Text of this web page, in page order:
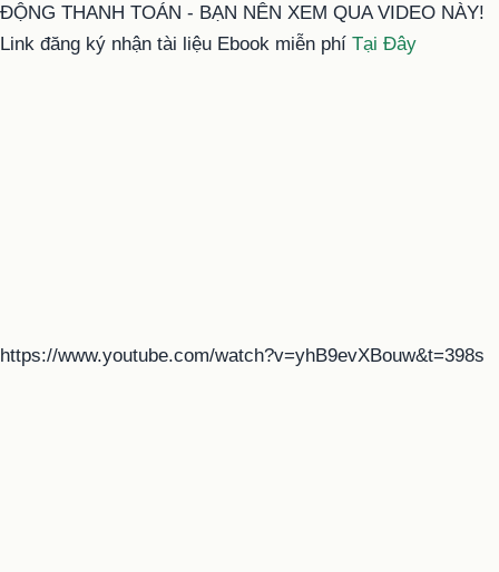
ĐỘNG THANH TOÁN - BẠN NÊN XEM QUA VIDEO NÀY!
Link đăng ký nhận tài liệu Ebook miễn phí Tại Đây
https://www.youtube.com/watch?v=yhB9evXBouw&t=398s